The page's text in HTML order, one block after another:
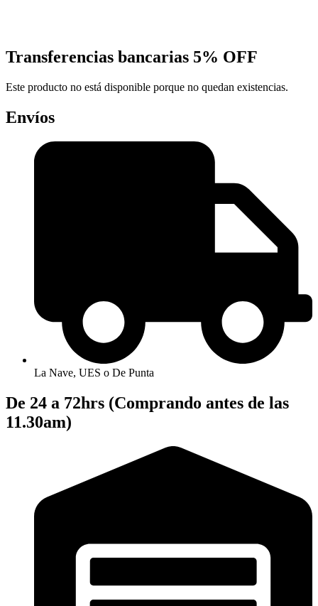
Transferencias bancarias 5% OFF
Este producto no está disponible porque no quedan existencias.
Envíos
La Nave, UES o De Punta
De 24 a 72hrs (Comprando antes de las
11.30am)